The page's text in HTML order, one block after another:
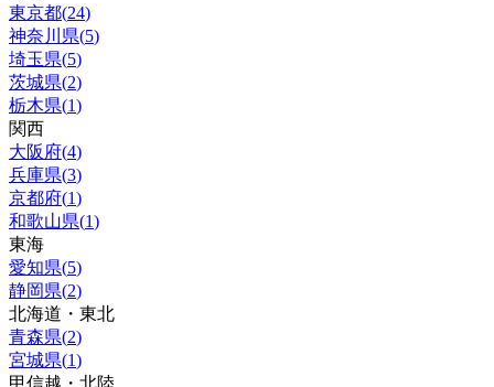
東京都(24)
神奈川県(5)
埼玉県(5)
茨城県(2)
栃木県(1)
関西
大阪府(4)
兵庫県(3)
京都府(1)
和歌山県(1)
東海
愛知県(5)
静岡県(2)
北海道・東北
青森県(2)
宮城県(1)
甲信越・北陸